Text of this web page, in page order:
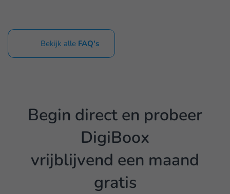
Bekijk alle FAQ's
Begin direct en probeer
DigiBoox
vrijblijvend een maand
gratis